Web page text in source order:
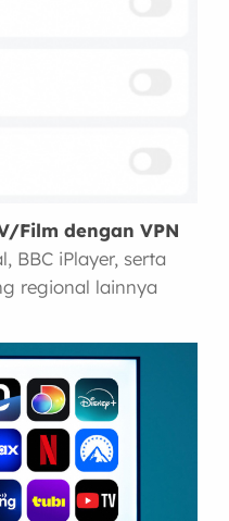
Film dengan VPN
BBC iPlayer, serta
regional lainnya